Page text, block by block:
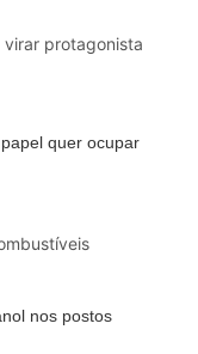
quer ocupar
nos postos